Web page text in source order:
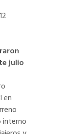
julio
en
interno